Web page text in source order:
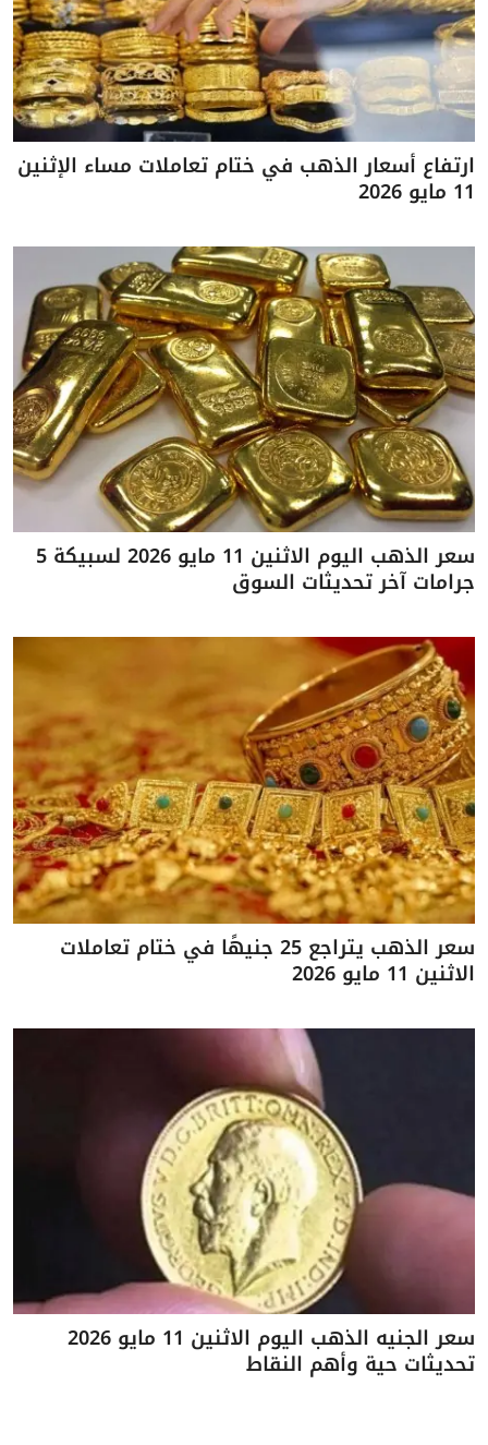
ارتفاع أسعار الذهب في ختام تعاملات مساء الإثنين
11 مايو 2026
سعر الذهب اليوم الاثنين 11 مايو 2026 لسبيكة 5
جرامات آخر تحديثات السوق
سعر الذهب يتراجع 25 جنيهًا في ختام تعاملات
الاثنين 11 مايو 2026
سعر الجنيه الذهب اليوم الاثنين 11 مايو 2026
تحديثات حية وأهم النقاط